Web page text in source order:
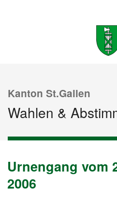
Kanton St.Gallen
Wahlen &
Urnengang
vom
26.
Urnengang
vom
24.
Urnengang
vom
21.
Archiv
Urnengang vom
2006